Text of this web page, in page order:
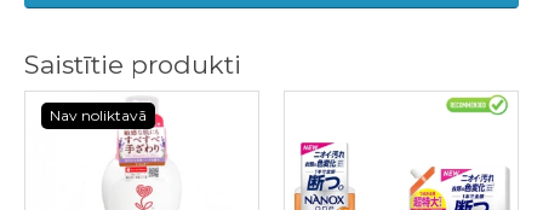
Saistītie produkti
Nav noliktavā